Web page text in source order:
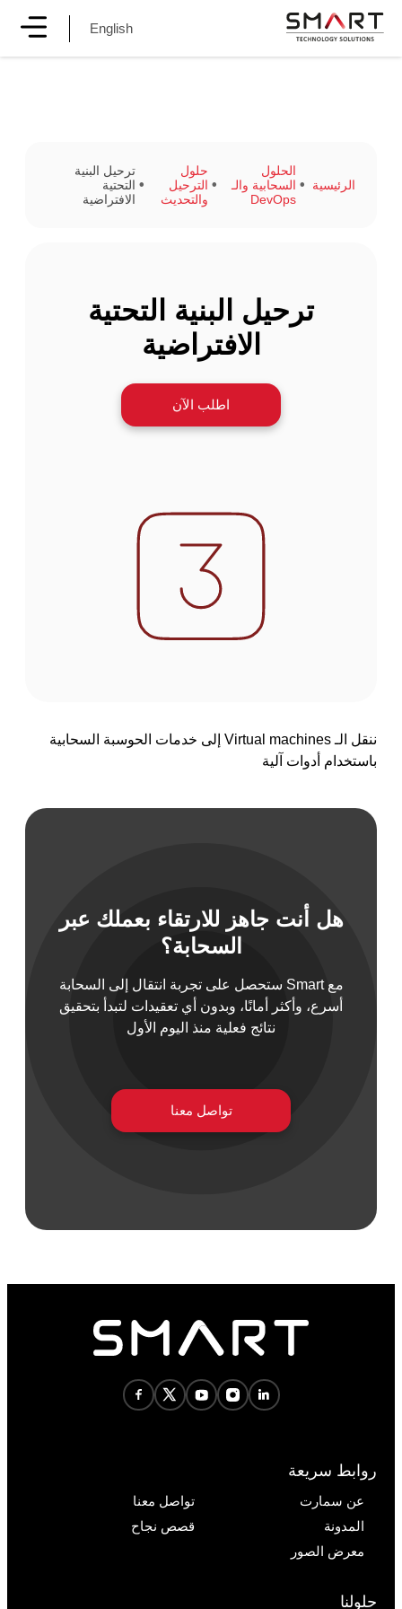
التقنية
English
الرئيسية
الحلول
السحابية والـ
DevOps
حلول
الترحيل
والتحديث
ترحيل البنية
التحتية
الافتراضية
ترحيل البنية التحتية
الافتراضية
اطلب الآن
ننقل الـ Virtual machines إلى خدمات الحوسبة السحابية
باستخدام أدوات آلية
هل أنت جاهز للارتقاء بعملك عبر
السحابة؟
مع Smart ستحصل على تجربة انتقال إلى السحابة
أسرع، وأكثر أمانًا، وبدون أي تعقيدات لتبدأ بتحقيق
نتائج فعلية منذ اليوم الأول
تواصل معنا
روابط سريعة
عن سمارت
تواصل معنا
المدونة
قصص نجاح
معرض الصور
حلولنا